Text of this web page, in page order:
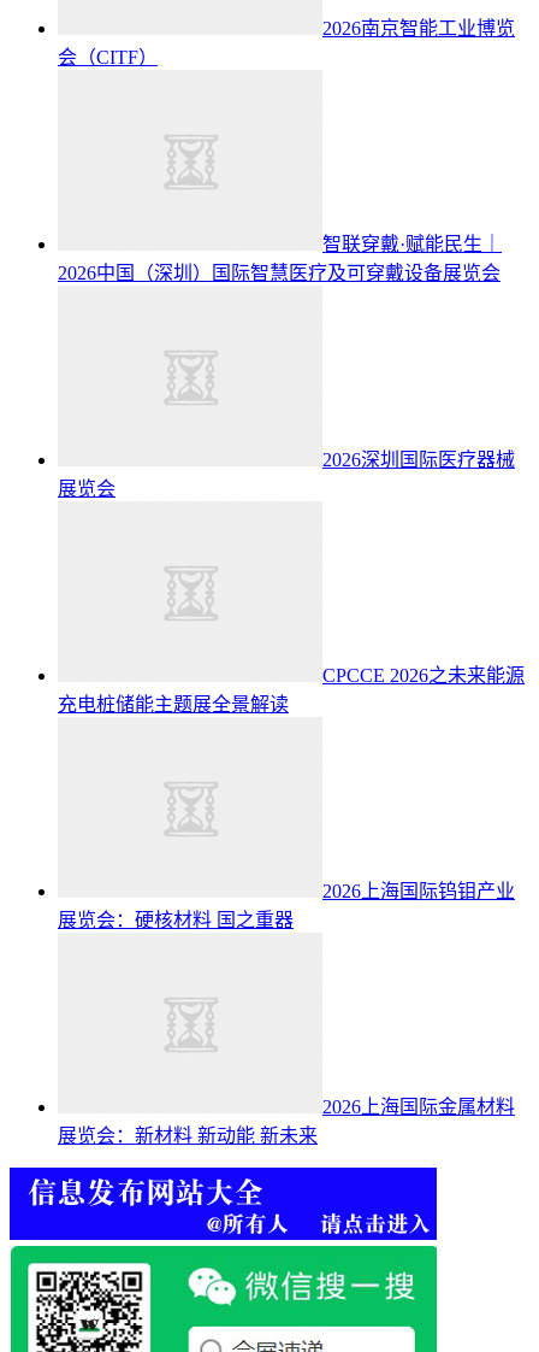
2026南京智能工业博览
会（CITF）
智联穿戴·赋能民生｜
2026中国（深圳）国际智慧医疗及可穿戴设备展览会
2026深圳国际医疗器械
展览会
CPCCE 2026之未来能源
充电桩储能主题展全景解读
2026上海国际钨钼产业
展览会：硬核材料 国之重器
2026上海国际金属材料
展览会：新材料 新动能 新未来